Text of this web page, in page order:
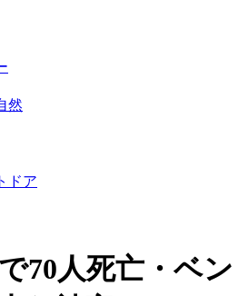
然
ドア
70人死亡・ベン